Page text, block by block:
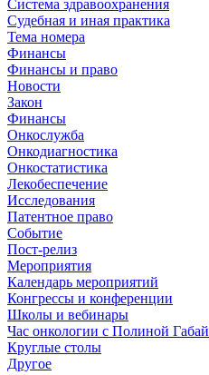
Система здравоохранения
Судебная и иная практика
Тема номера
Финансы
Финансы и право
Новости
Закон
Финансы
Онкослужба
Онкодиагностика
Онкостатистика
Лекобеспечение
Исследования
Патентное право
Событие
Пост-релиз
Мероприятия
Календарь мероприятий
Конгрессы и конференции
Школы и вебинары
Час онкологии с Полиной Габай
Круглые столы
Другое